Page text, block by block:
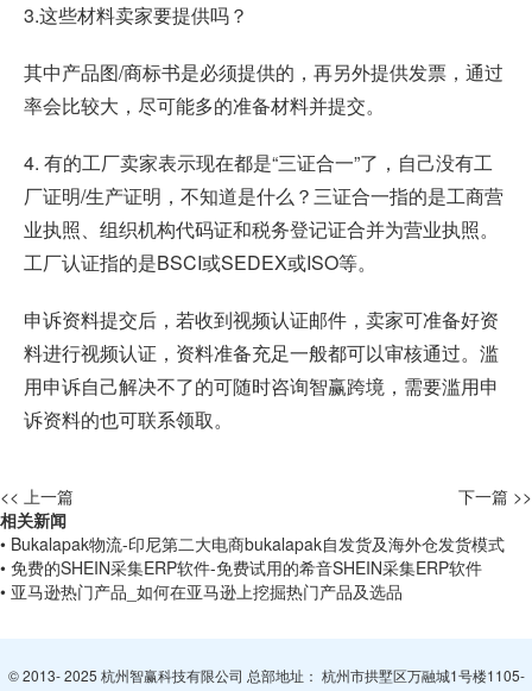
3.这些材料卖家要提供吗？
其中产品图/商标书是必须提供的，再另外提供发票，通过
率会比较大，尽可能多的准备材料并提交。
4. 有的工厂卖家表示现在都是“三证合一”了，自己没有工
厂证明/生产证明，不知道是什么？三证合一指的是工商营
业执照、组织机构代码证和税务登记证合并为营业执照。
工厂认证指的是BSCI或SEDEX或ISO等。
申诉资料提交后，若收到视频认证邮件，卖家可准备好资
料进行视频认证，资料准备充足一般都可以审核通过。滥
用申诉自己解决不了的可随时咨询智赢跨境，需要滥用申
诉资料的也可联系领取。
<< 上一篇
下一篇 >>
相关新闻
• Bukalapak物流-印尼第二大电商bukalapak自发货及海外仓发货模式
• 免费的SHEIN采集ERP软件-免费试用的希音SHEIN采集ERP软件
• 亚马逊热门产品_如何在亚马逊上挖掘热门产品及选品
© 2013- 2025 杭州智赢科技有限公司 总部地址： 杭州市拱墅区万融城1号楼1105-